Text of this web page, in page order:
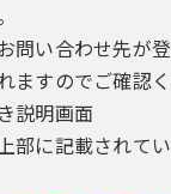
問い合わせ先が
ますのでご確認く
説明画面
部に記載されて